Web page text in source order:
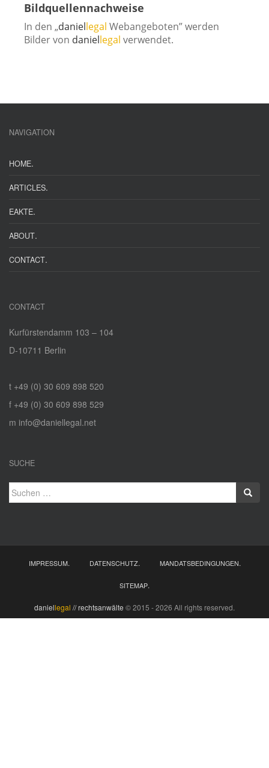
Bildquellennachweise
In den „dani­ellegal Webangeboten” wer­den
Bilder von dani­ellegal verwendet.
NAVIGATION
HOME.
ARTICLES.
EAKTE.
ABOUT.
CONTACT.
CONTACT
Kurfürstendamm 103 – 104
D‑10711 Berlin
t +49 (0) 30 609 898 520
f +49 (0) 30 609 898 529
m info@daniellegal.net
SUCHE
Suchen
nach:
IMPRESSUM. DATENSCHUTZ. MANDATSBEDINGUNGEN.
SITEMAP.
daniellegal // rechtsanwälte © 2015 - 2026 All rights reserved.